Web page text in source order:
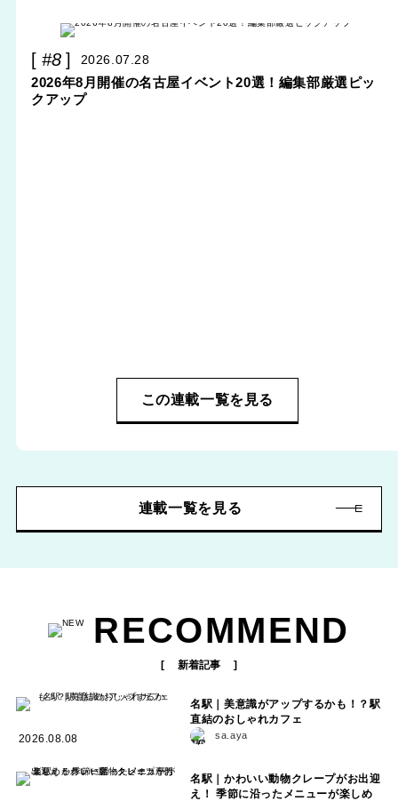
#8 2026.07.28
2026年8月開催の名古屋イベント20選！編集部厳選ピッ
クアップ
この連載一覧を見る
連載一覧を見る
RECOMMEND
新着記事
2026.08.08
名駅｜美意識がアップするかも！？駅
直結のおしゃれカフェ
sa.aya
名駅｜かわいい動物クレープがお出迎
え！ 季節に沿ったメニューが楽しめ